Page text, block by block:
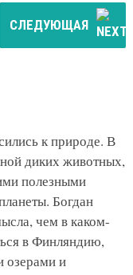
СЛЕДУЮЩАЯ
к природе. В
диких животных,
полезными
Богдан
чем в каком-
в Финляндию,
озерами и